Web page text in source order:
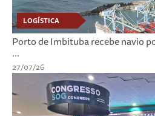
LOGÍSTICA
Porto de Imbituba recebe navio
...
27/07/26